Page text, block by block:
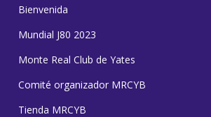
Bienvenida
Mundial J80 2023
Monte Real Club de Yates
Comité organizador MRCYB
Tienda MRCYB